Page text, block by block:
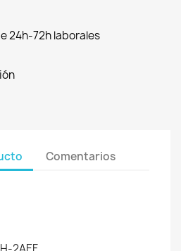
24h-72h laborales
Comentarios